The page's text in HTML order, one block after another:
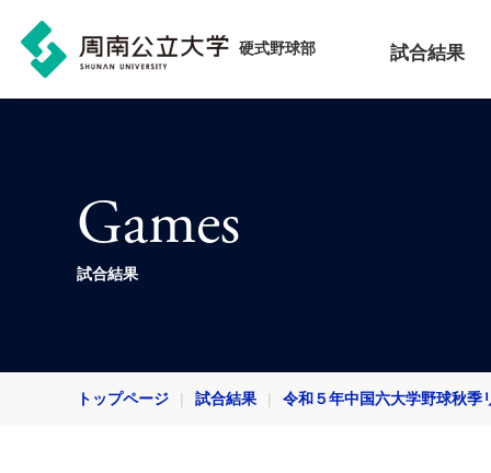
硬式野球部 試合結果
Games
試合結果
トップページ 試合結果 令和５年中国六大学野球秋季